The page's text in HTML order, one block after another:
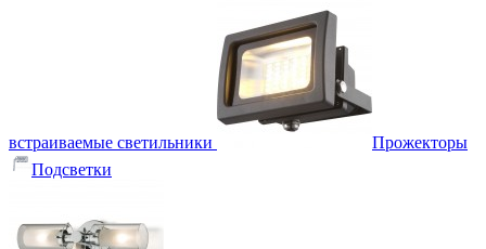
встраиваемые светильники
Прожекторы
Подсветки